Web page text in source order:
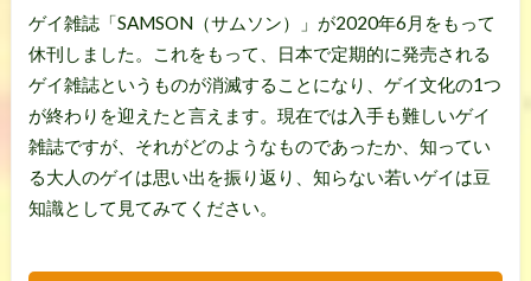
ゲイ雑誌「SAMSON（サムソン）」が2020年6月をもって
休刊しました。これをもって、日本で定期的に発売される
ゲイ雑誌というものが消滅することになり、ゲイ文化の1つ
が終わりを迎えたと言えます。現在では入手も難しいゲイ
雑誌ですが、それがどのようなものであったか、知ってい
る大人のゲイは思い出を振り返り、知らない若いゲイは豆
知識として見てみてください。